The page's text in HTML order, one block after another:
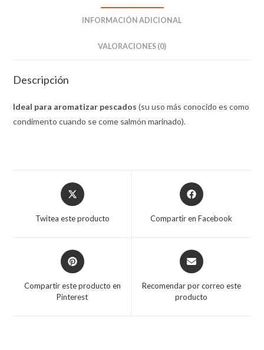
INFORMACIÓN ADICIONAL
VALORACIONES (0)
Descripción
Ideal para aromatizar pescados (su uso más conocido es como
condimento cuando se come salmón marinado).
Twitea este producto Compartir en Facebook
Compartir este producto en
Pinterest
Recomendar por correo este
producto